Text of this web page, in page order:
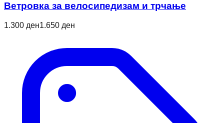
Ветровкa за велосипедизам и трчање
1.300 ден1.650 ден